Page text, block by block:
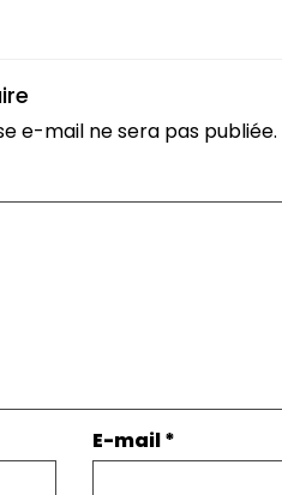
e-mail ne sera pas publiée.
E-mail*